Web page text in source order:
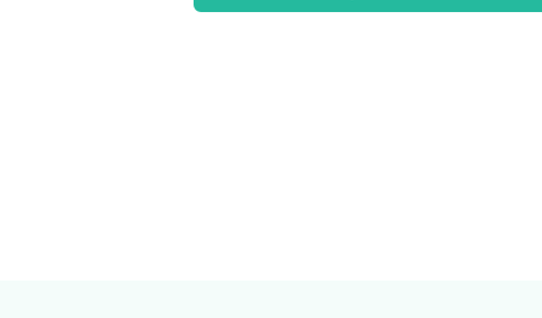
Tous les mineurs doivent être
Un minimum de 2 participants est
Veuillez noter que la durée et l'itinéraire